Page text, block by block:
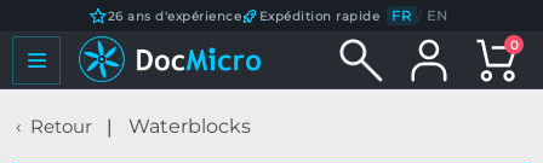
26 ans d'expérience Expédition rapide FR / EN
0
Retour Waterblocks